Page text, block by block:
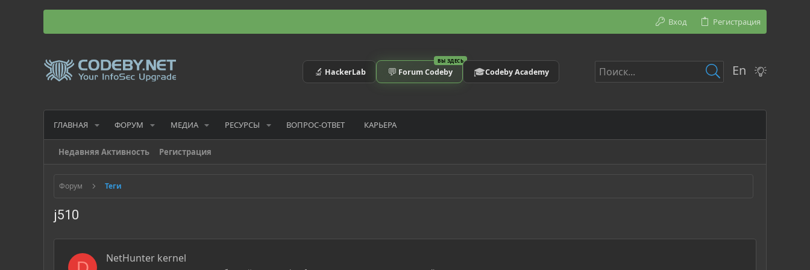
Вход Регистрация
🔬 HackerLab
ВЫ ЗДЕСЬ
💬 Forum Codeby 🎓Codeby Academy En
ГЛАВНАЯ ФОРУМ МЕДИА РЕСУРСЫ ВОПРОС-ОТВЕТ КАРЬЕРА
Недавняя Активность Регистрация
Форум Теги
j510
NetHunter kernel